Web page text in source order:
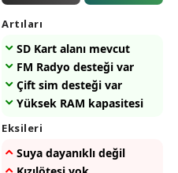
Artıları
SD Kart alanı mevcut
FM Radyo desteği var
Çift sim desteği var
Yüksek RAM kapasitesi
Eksileri
Suya dayanıklı değil